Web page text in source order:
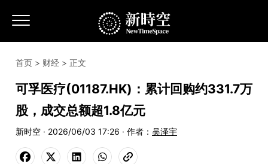
首页 > 财经 > 正文
可孚医疗(01187.HK)：累计回购约331.7万
股，成交总额超1.8亿元
新时空 · 2026/06/03 17:26 · 作者： 吴泽宇